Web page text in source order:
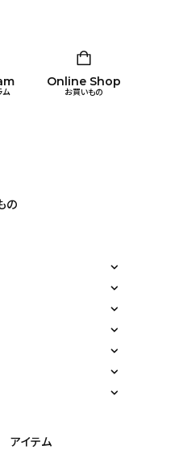
ム
Online Shop
お買いもの
イテム